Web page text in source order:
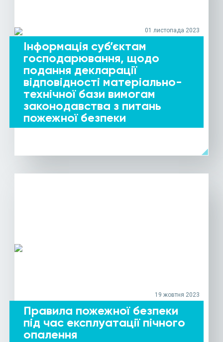
01 листопада 2023
Інформація суб’єктам
господарювання, щодо
подання декларації
відповідності матеріально-
технічної бази вимогам
законодавства з питань
пожежної безпеки
arrow_left
19 жовтня 2023
Правила пожежної безпеки
під час експлуатації пічного
опалення